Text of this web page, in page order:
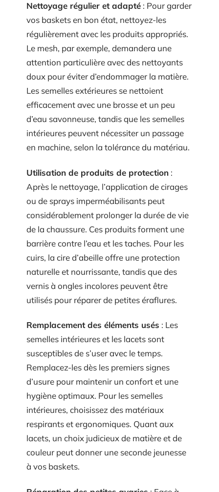
Nettoyage régulier et adapté : Pour garder
vos baskets en bon état, nettoyez-les
régulièrement avec les produits appropriés.
Le mesh, par exemple, demandera une
attention particulière avec des nettoyants
doux pour éviter d’endommager la matière.
Les semelles extérieures se nettoient
efficacement avec une brosse et un peu
d’eau savonneuse, tandis que les semelles
intérieures peuvent nécessiter un passage
en machine, selon la tolérance du matériau.
Utilisation de produits de protection :
Après le nettoyage, l’application de cirages
ou de sprays imperméabilisants peut
considérablement prolonger la durée de vie
de la chaussure. Ces produits forment une
barrière contre l’eau et les taches. Pour les
cuirs, la cire d’abeille offre une protection
naturelle et nourrissante, tandis que des
vernis à ongles incolores peuvent être
utilisés pour réparer de petites éraflures.
Remplacement des éléments usés : Les
semelles intérieures et les lacets sont
susceptibles de s’user avec le temps.
Remplacez-les dès les premiers signes
d’usure pour maintenir un confort et une
hygiène optimaux. Pour les semelles
intérieures, choisissez des matériaux
respirants et ergonomiques. Quant aux
lacets, un choix judicieux de matière et de
couleur peut donner une seconde jeunesse
à vos baskets.